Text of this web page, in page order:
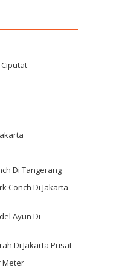
Ciputat
Di Tangerang
Conch Di Jakarta
Ayun Di
Di Jakarta Pusat
Meter